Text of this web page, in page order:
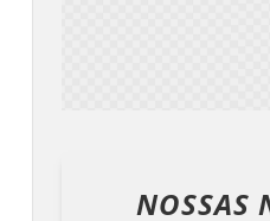
NOSSAS